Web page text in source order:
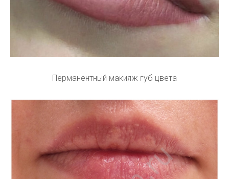
Перманентный макияж губ цвета